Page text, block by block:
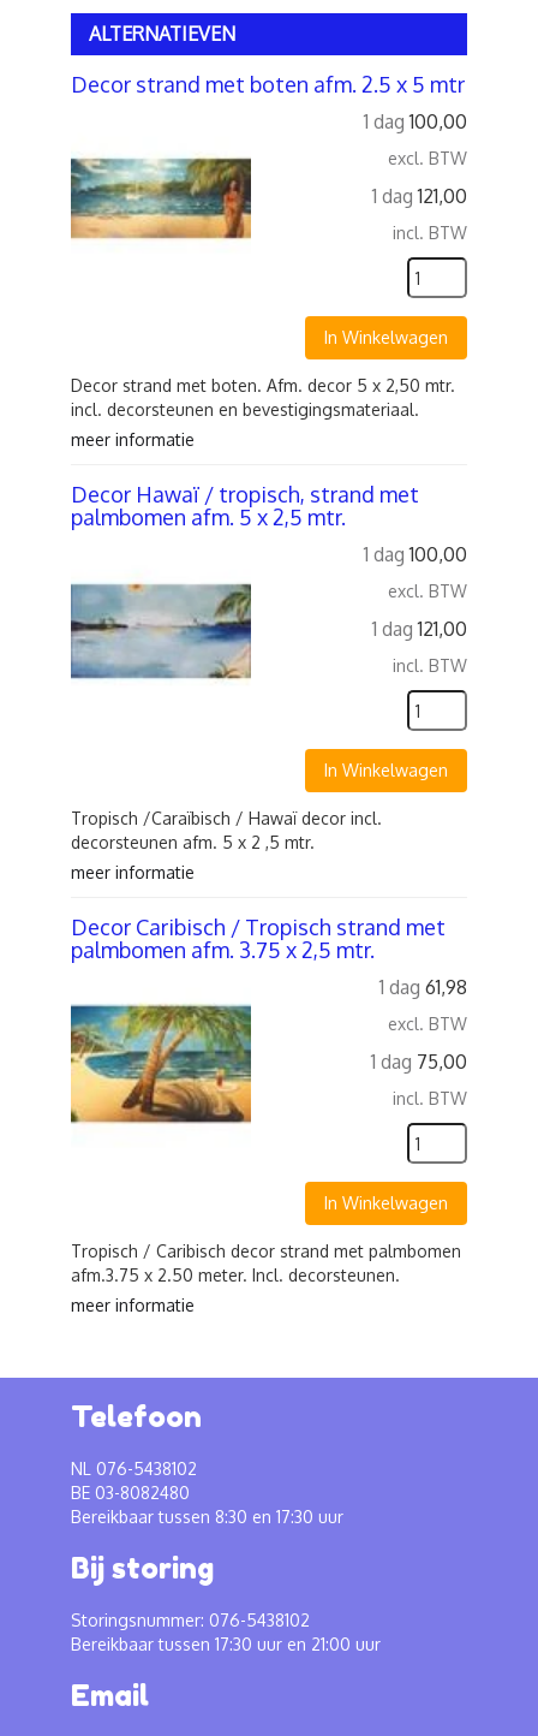
ALTERNATIEVEN
Decor strand met boten afm. 2.5 x 5 mtr
1 dag 100,00
excl. BTW
1 dag 121,00
incl. BTW
In Winkelwagen
Decor strand met boten. Afm. decor 5 x 2,50 mtr.
incl. decorsteunen en bevestigingsmateriaal.
meer informatie
Decor Hawaï / tropisch, strand met
palmbomen afm. 5 x 2,5 mtr.
1 dag 100,00
excl. BTW
1 dag 121,00
incl. BTW
In Winkelwagen
Tropisch /Caraïbisch / Hawaï decor incl.
decorsteunen afm. 5 x 2 ,5 mtr.
meer informatie
Decor Caribisch / Tropisch strand met
palmbomen afm. 3.75 x 2,5 mtr.
1 dag 61,98
excl. BTW
1 dag 75,00
incl. BTW
In Winkelwagen
Tropisch / Caribisch decor strand met palmbomen
afm.3.75 x 2.50 meter. Incl. decorsteunen.
meer informatie
Telefoon
NL 076-5438102
BE 03-8082480
Bereikbaar tussen 8:30 en 17:30 uur
Bij storing
Storingsnummer: 076-5438102
Bereikbaar tussen 17:30 uur en 21:00 uur
Email